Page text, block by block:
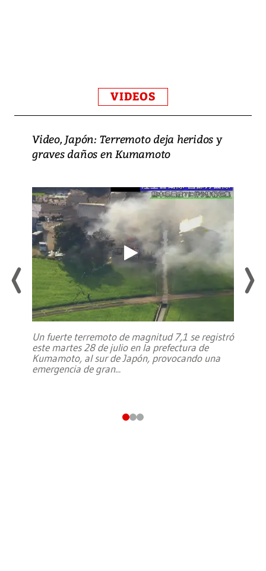
VIDEOS
Video, Japón: Terremoto deja heridos y
graves daños en Kumamoto
Un fuerte terremoto de magnitud 7,1 se registró
este martes 28 de julio en la prefectura de
Kumamoto, al sur de Japón, provocando una
emergencia de gran...